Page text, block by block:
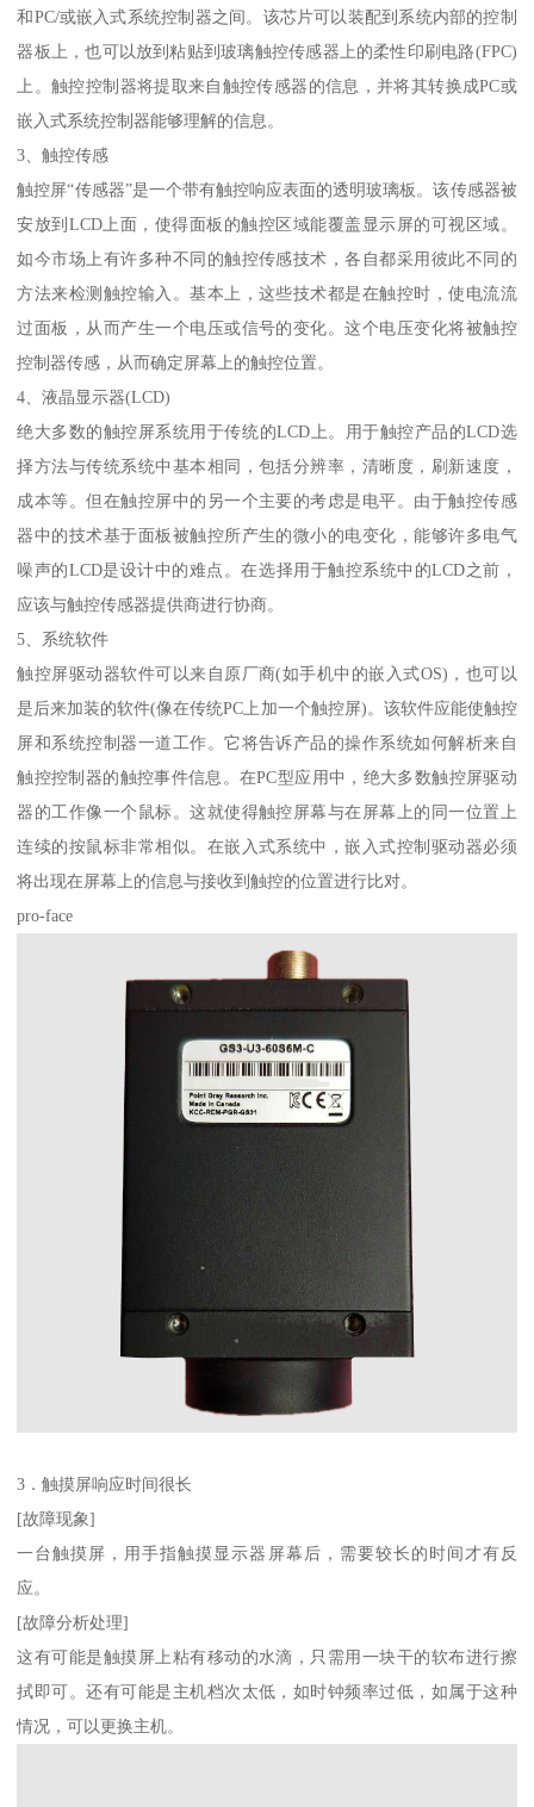
和PC/或嵌入式系统控制器之间。该芯片可以装配到系统内部的控制
器板上，也可以放到粘贴到玻璃触控传感器上的柔性印刷电路(FPC)
上。触控控制器将提取来自触控传感器的信息，并将其转换成PC或
嵌入式系统控制器能够理解的信息。
3、触控传感
触控屏“传感器”是一个带有触控响应表面的透明玻璃板。该传感器被
安放到LCD上面，使得面板的触控区域能覆盖显示屏的可视区域。
如今市场上有许多种不同的触控传感技术，各自都采用彼此不同的
方法来检测触控输入。基本上，这些技术都是在触控时，使电流流
过面板，从而产生一个电压或信号的变化。这个电压变化将被触控
控制器传感，从而确定屏幕上的触控位置。
4、液晶显示器(LCD)
绝大多数的触控屏系统用于传统的LCD上。用于触控产品的LCD选
择方法与传统系统中基本相同，包括分辨率，清晰度，刷新速度，
成本等。但在触控屏中的另一个主要的考虑是电平。由于触控传感
器中的技术基于面板被触控所产生的微小的电变化，能够许多电气
噪声的LCD是设计中的难点。在选择用于触控系统中的LCD之前，
应该与触控传感器提供商进行协商。
5、系统软件
触控屏驱动器软件可以来自原厂商(如手机中的嵌入式OS)，也可以
是后来加装的软件(像在传统PC上加一个触控屏)。该软件应能使触控
屏和系统控制器一道工作。它将告诉产品的操作系统如何解析来自
触控控制器的触控事件信息。在PC型应用中，绝大多数触控屏驱动
器的工作像一个鼠标。这就使得触控屏幕与在屏幕上的同一位置上
连续的按鼠标非常相似。在嵌入式系统中，嵌入式控制驱动器必须
将出现在屏幕上的信息与接收到触控的位置进行比对。
pro-face
3．触摸屏响应时间很长
[故障现象]
一台触摸屏，用手指触摸显示器屏幕后，需要较长的时间才有反
应。
[故障分析处理]
这有可能是触摸屏上粘有移动的水滴，只需用一块干的软布进行擦
拭即可。还有可能是主机档次太低，如时钟频率过低，如属于这种
情况，可以更换主机。